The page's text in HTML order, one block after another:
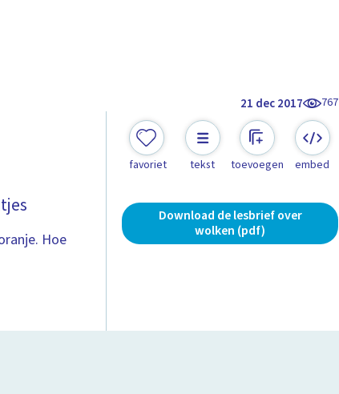
21 dec 2017 767
Hoe
favoriet tekst toevoegen embed
Download de lesbrief over
wolken (pdf)